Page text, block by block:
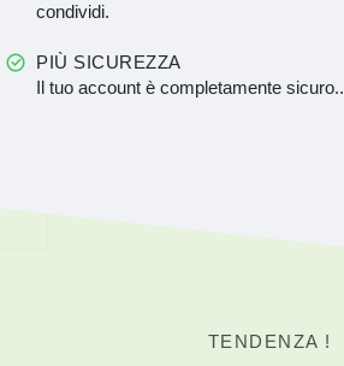
condividi.
PIÙ SICUREZZA
Il tuo account è completamente sicuro..
TENDENZA !